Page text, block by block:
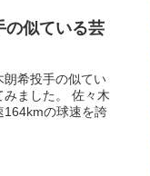
の似ている芸
朗希投手の似てい
ました。 佐々木
164kmの球速を誇